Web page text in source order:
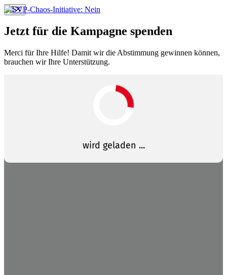
Springe
zum
Inhalt
Menü
Jetzt für die Kampagne spenden
Merci für Ihre Hilfe! Damit wir die Abstimmung gewinnen können,
brauchen wir Ihre Unterstützung.